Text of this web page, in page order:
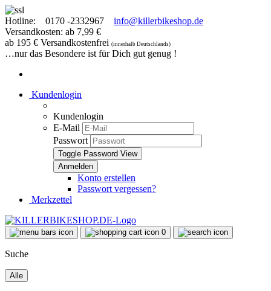
Hotline: 0170 -2332967
info@killerbikeshop.de
Versandkosten: ab 7,99 €
ab 195 € Versandkostenfrei (innerhalb Deutschlands)
…nur das Besondere ist für Dich gut genug !
Kundenlogin
Kundenlogin
E-Mail
Passwort
Toggle Password View
Konto erstellen
Passwort vergessen?
Merkzettel
0
Suche
Alle